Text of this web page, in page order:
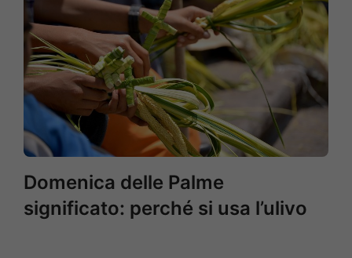
Domenica delle Palme
significato: perché si usa l’ulivo